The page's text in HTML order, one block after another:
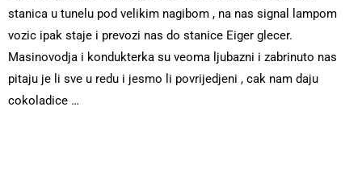
stanica u tunelu pod velikim nagibom , na nas signal lampom
vozic ipak staje i prevozi nas do stanice Eiger glecer.
Masinovodja i kondukterka su veoma ljubazni i zabrinuto nas
pitaju je li sve u redu i jesmo li povrijedjeni , cak nam daju
cokoladice …